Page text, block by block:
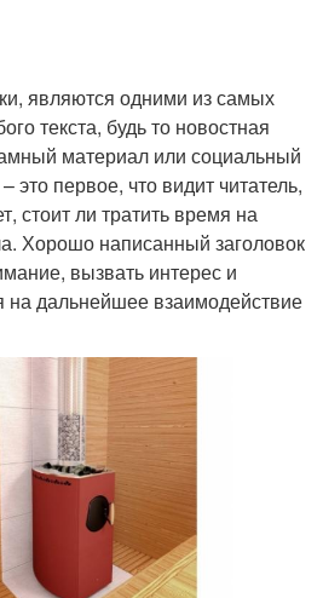
являются одними из самых
текста, будь то новостная
материал или социальный
это первое, что видит читатель,
стоит ли тратить время на
Хорошо написанный заголовок
вызвать интерес и
на дальнейшее взаимодействие